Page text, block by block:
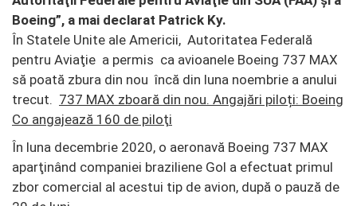
Boeing”, a mai declarat Patrick Ky.
În Statele Unite ale Americii, Autoritatea Federală
pentru Aviaţie a permis ca avioanele Boeing 737 MAX
să poată zbura din nou încă din luna noembrie a anului
trecut. 737 MAX zboară din nou. Angajări piloți: Boeing
Co angajează 160 de piloţi
În luna decembrie 2020, o aeronavă Boeing 737 MAX
aparţinând companiei braziliene Gol a efectuat primul
zbor comercial al acestui tip de avion, după o pauză de